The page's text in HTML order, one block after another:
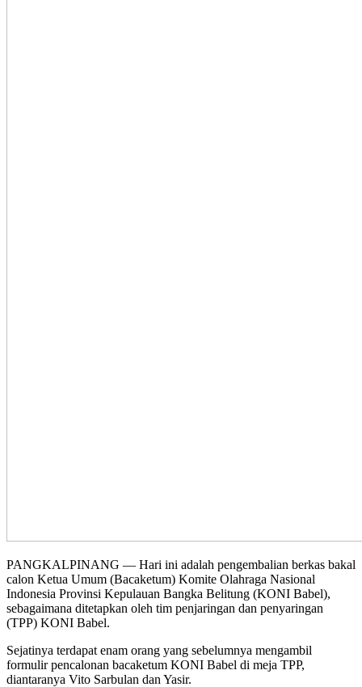
PANGKALPINANG — Hari ini adalah pengembalian berkas bakal
calon Ketua Umum (Bacaketum) Komite Olahraga Nasional
Indonesia Provinsi Kepulauan Bangka Belitung (KONI Babel),
sebagaimana ditetapkan oleh tim penjaringan dan penyaringan
(TPP) KONI Babel.
Sejatinya terdapat enam orang yang sebelumnya mengambil
formulir pencalonan bacaketum KONI Babel di meja TPP,
diantaranya Vito Sarbulan dan Yasir.